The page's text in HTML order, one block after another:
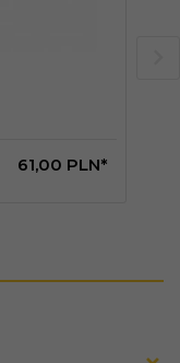
61,00 PLN*